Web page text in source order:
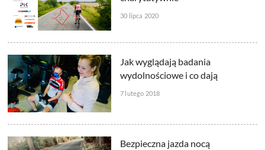
30 lipca 2020
Jak wyglądają badania
wydolnościowe i co dają
7 lutego 2018
Bezpieczna jazda nocą